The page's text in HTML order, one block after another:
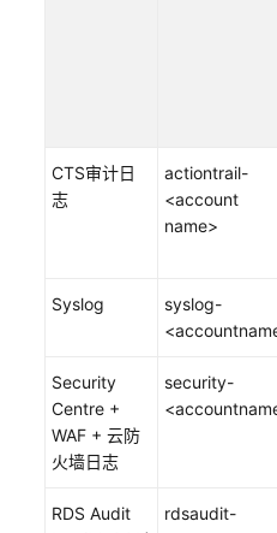
使
用
URL
OBS
中
云
安
CTS审计日
志
actiontrail-
<account
name>
Syslog
syslog-
Security
Centre +
WAF + 云防
火墙日志
security-
RDS Audit
rdsaudit-